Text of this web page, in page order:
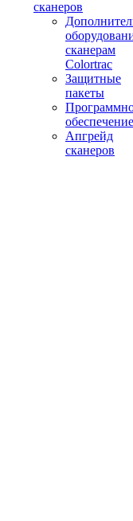
сканеров
сканерам
Colortrac
Защитные
пакеты
обеспечение
Апгрейд
сканеров